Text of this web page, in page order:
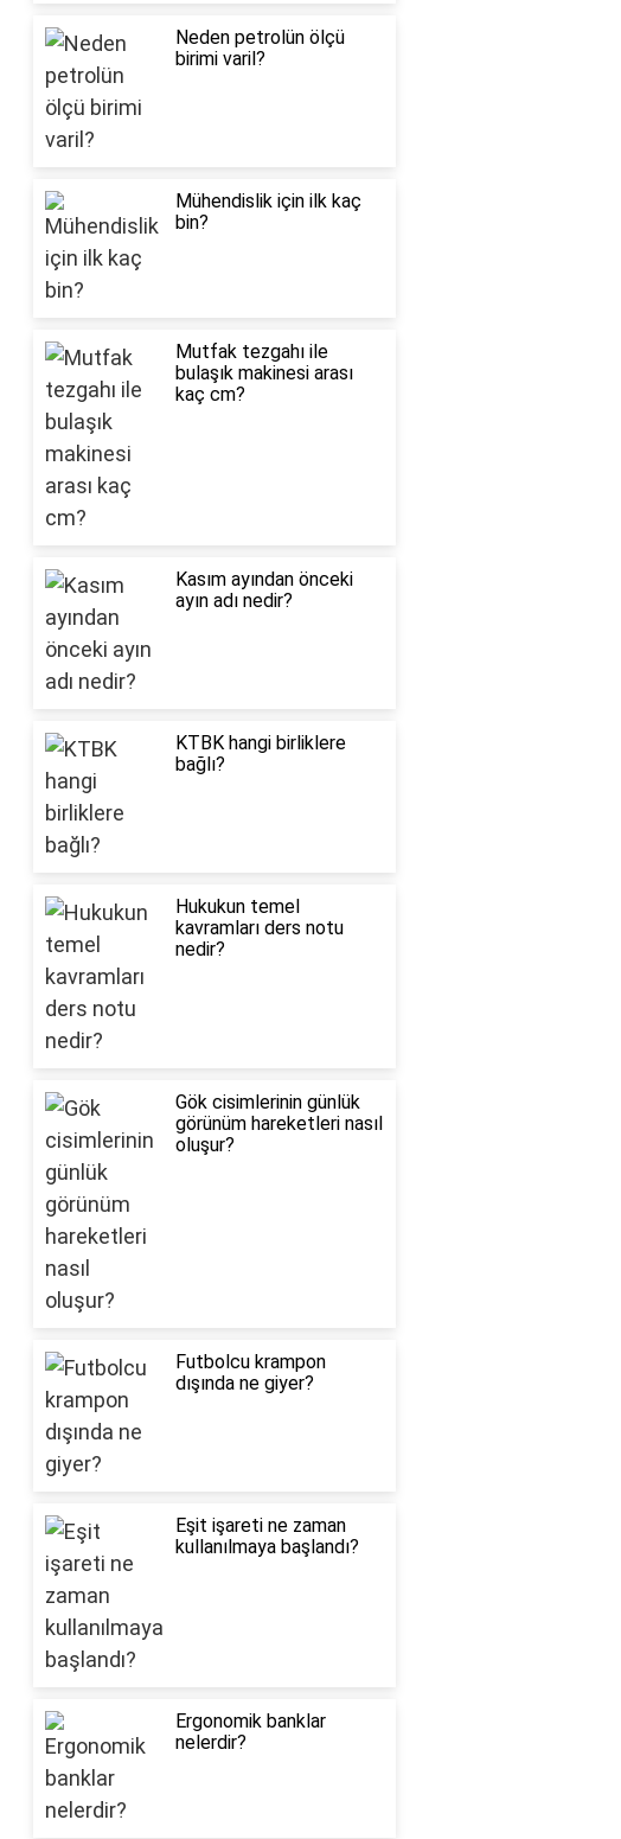
Neden petrolün ölçü
birimi varil?
Mühendislik için ilk kaç
bin?
Mutfak tezgahı ile
bulaşık makinesi arası
kaç cm?
Kasım ayından önceki
ayın adı nedir?
KTBK hangi birliklere
bağlı?
Hukukun temel
kavramları ders notu
nedir?
Gök cisimlerinin günlük
görünüm hareketleri nasıl
oluşur?
Futbolcu krampon
dışında ne giyer?
Eşit işareti ne zaman
kullanılmaya başlandı?
Ergonomik banklar
nelerdir?